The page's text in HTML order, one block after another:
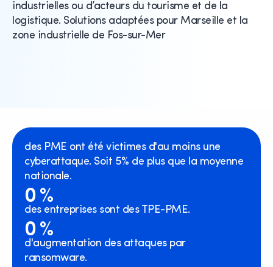
industrielles ou d’acteurs du tourisme et de la
logistique. Solutions adaptées pour Marseille et la
zone industrielle de Fos-sur-Mer
des PME ont été victimes d'au moins une
cyberattaque. Soit 5% de plus que la moyenne
nationale.
0 %
des entreprises sont des TPE-PME.
0 %
d'augmentation des attaques par
ransomware.